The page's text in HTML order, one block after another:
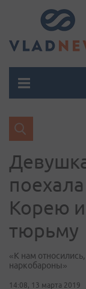
Корею
тюрьму
«К нам
наркобароны»
14:08, 13 марта 2019